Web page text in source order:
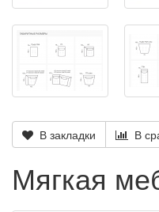
В закладки В
Мягкая